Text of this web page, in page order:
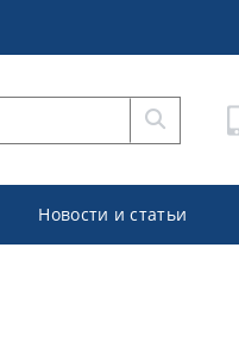
Новости и статьи